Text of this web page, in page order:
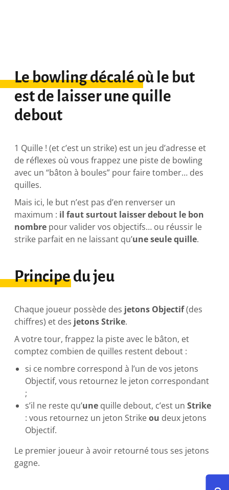
Le bowling décalé où le but
est de laisser une quille
debout
1 Quille ! (et c’est un strike) est un jeu d’adresse et
de réflexes où vous frappez une piste de bowling
avec un “bâton à boules” pour faire tomber… des
quilles.
Mais ici, le but n’est pas d’en renverser un
maximum : il faut surtout laisser debout le bon
nombre pour valider vos objectifs… ou réussir le
strike parfait en ne laissant qu’une seule quille.
Principe du jeu
Chaque joueur possède des jetons Objectif(des
chiffres) et des jetons Strike.
A votre tour, frappez la piste avec le bâton, et
comptez combien de quilles restent debout :
si ce nombre correspond à l’un de vos jetons
Objectif, vous retournez le jeton correspondant
;
s’il ne reste qu’unequille debout, c’est un Strike
: vous retournez un jeton Strikeou deux jetons
Objectif.
Le premier joueur à avoir retourné tous ses jetons
gagne.